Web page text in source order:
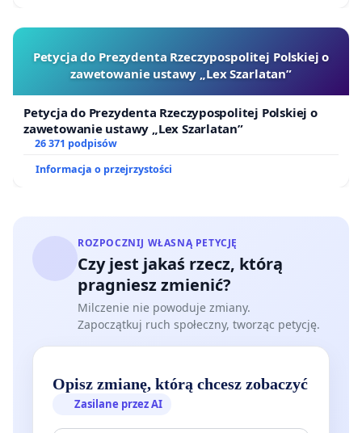
Petycja do Prezydenta Rzeczypospolitej Polskiej o
zawetowanie ustawy „Lex Szarlatan”
Petycja do Prezydenta Rzeczypospolitej Polskiej o
zawetowanie ustawy „Lex Szarlatan”
26 371 podpisów
Informacja o przejrzystości
ROZPOCZNIJ WŁASNĄ PETYCJĘ
Czy jest jakaś rzecz, którą
pragniesz zmienić?
Milczenie nie powoduje zmiany.
Zapoczątkuj ruch społeczny, tworząc petycję.
Opisz zmianę, którą chcesz zobaczyć
Zasilane przez AI